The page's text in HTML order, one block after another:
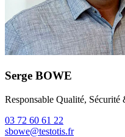
Serge BOWE
Responsable Qualité,
03 72 60 61 22
sbowe@testotis.fr